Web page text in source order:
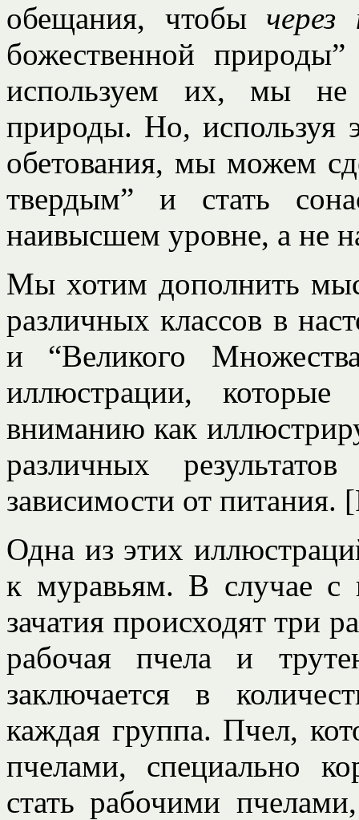
обещания, чтобы через
божественной
используем их, мы не
природы. Но, используя
обетования, мы можем
твердым” и стать
наивысшем уровне, а не
Мы хотим дополнить
различных классов в
и “Великого
иллюстрации,
вниманию как
различных
зависимости от питания.
Одна из этих
к муравьям. В случае с
зачатия происходят три
рабочая пчела и
заключается в
каждая группа. Пчел,
пчелами, специально
стать рабочими